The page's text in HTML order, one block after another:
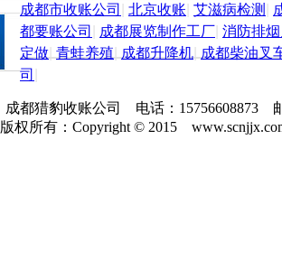
成都市收账公司 北京收账 艾滋病检测
都要账公司
成都展览制作工厂 消防排
定做 青蛙养殖 成都升降机 成都柴油叉
司
成都猎豹收账公司 电话：15756608873
版权所有：Copyright © 2015